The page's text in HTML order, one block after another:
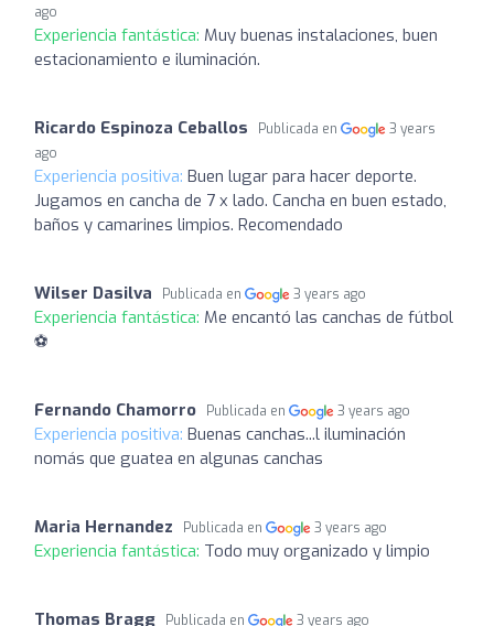
ago
Experiencia fantástica: Muy buenas instalaciones, buen
estacionamiento e iluminación.
Ricardo Espinoza Ceballos Publicada en
3 years
ago
Experiencia positiva: Buen lugar para hacer deporte.
Jugamos en cancha de 7 x lado. Cancha en buen estado,
baños y camarines limpios. Recomendado
Wilser Dasilva Publicada en 3 years ago
Experiencia fantástica: Me encantó las canchas de fútbol
⚽️
Fernando Chamorro Publicada en 3 years ago
Experiencia positiva: Buenas canchas...l iluminación
nomás que guatea en algunas canchas
Maria Hernandez Publicada en 3 years ago
Experiencia fantástica: Todo muy organizado y limpio
Thomas Bragg Publicada en 3 years ago